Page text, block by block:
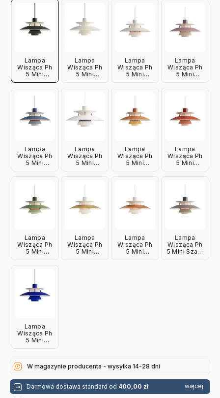
Lampa
Wisząca Ph
5 Mini
Monochromatyczna
Poulsen
Lampa
Wisząca Ph
5 Mini
Lampa
Wisząca Ph
5 Mini
Poulsen
Lampa
Wisząca Ph
5 Mini
Poulsen
Lampa
Wisząca Ph
5 Mini
Poulsen
Lampa
Wisząca Ph
5 Mini
Lampa
Wisząca Ph
5 Mini
Poulsen
Lampa
Wisząca Ph
5 Mini
Poulsen
Lampa
Wisząca Ph
5 Mini
Lampa
Wisząca Ph
5 Mini
Lampa
Wisząca Ph
5 Mini
Lampa
Wisząca Ph
5 Mini Szara
Lampa
Wisząca Ph
5 Mini
Poulsen
W magazynie producenta - wysyłka 14-28 dni
Darmowa dostawa standard od 400,00 zł więcej